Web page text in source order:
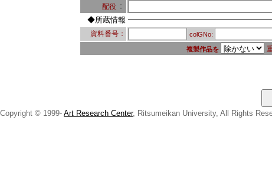
配役 ：
◆所蔵情報
資料番号： colGNo:
複製作品を
Copyright © 1999- Art Research Center, Ritsumeikan University, All Rights